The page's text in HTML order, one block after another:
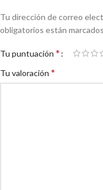
Tu dirección de correo
obligatorios están
Tu puntuación *
Tu valoración *